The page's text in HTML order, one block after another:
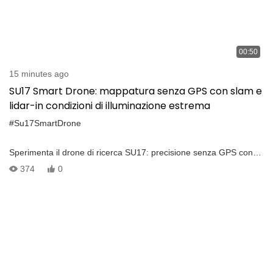
00:50
15 minutes ago
SU17 Smart Drone: mappatura senza GPS con slam e
lidar-in condizioni di illuminazione estrema
#Su17SmartDrone
Sperimenta il drone di ricerca SU17: precisione senza GPS con
slam quad-fotocamera, 360° 3D LIDAR e LIO FAST per
374 0